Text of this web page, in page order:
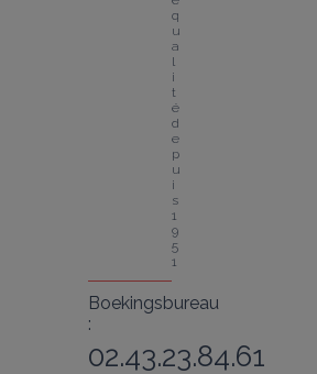
q
u
a
l
i
t
é
d
e
p
u
i
s
1
9
5
1
Boekingsbureau
:
02.43.23.84.61